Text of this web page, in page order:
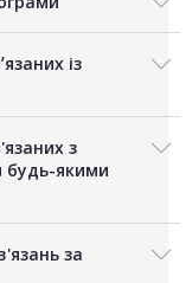
із
з
будь-якими
за